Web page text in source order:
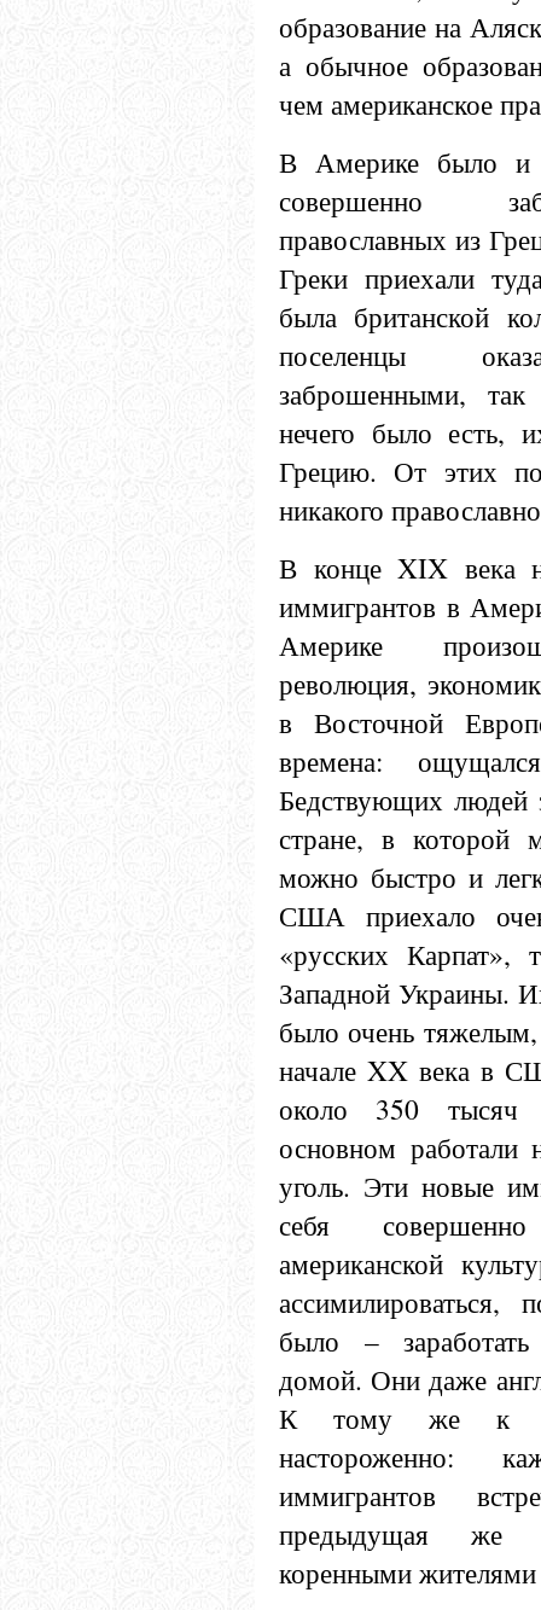
образование на
а обычное
чем американское
В Америке было и
совершенно
православных из
Греки приехали
была британской
поселенцы
заброшенными,
нечего было есть,
Грецию. От этих
никакого
В конце XIX века
иммигрантов в
Америке
революция,
в Восточной
времена:
Бедствующих людей
стране, в которой
можно быстро и
США приехало
«русских
Западной Украины.
было очень
начале XX века в
около 350 тысяч
основном работали
уголь. Эти новые
себя
американской
было –
домой. Они даже
К тому же к
настороженно:
иммигрантов
предыдущая же
коренными